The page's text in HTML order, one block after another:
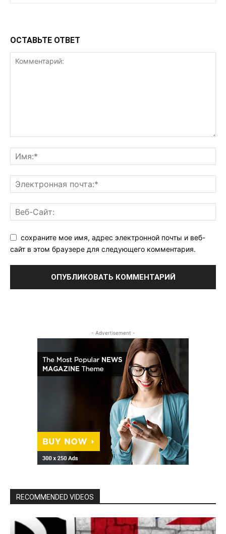
ОСТАВЬТЕ ОТВЕТ
сохраните мое имя, адрес электронной почты и веб-
сайт в этом браузере для следующего комментария.
- Advertisement -
RECOMMENDED VIDEOS